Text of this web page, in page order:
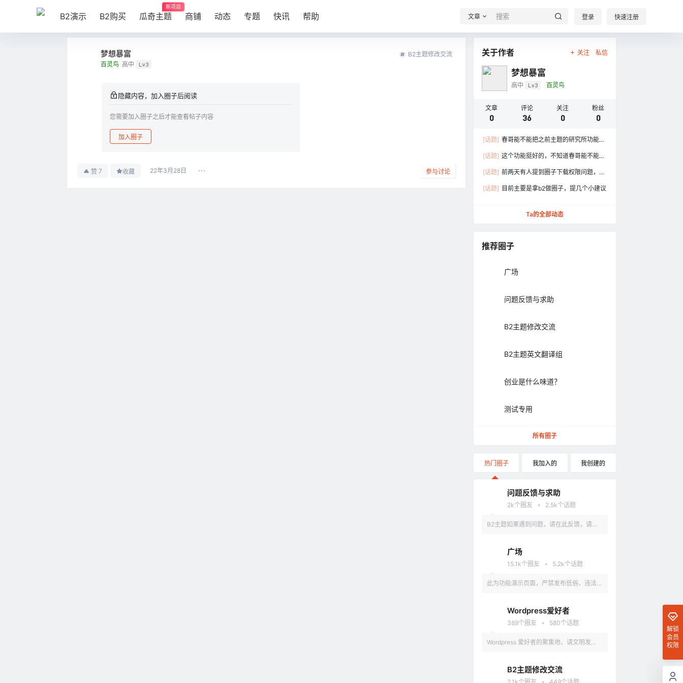
B2演示 B2购买 瓜奇主题
新项目
商铺 动态 专题 快讯 帮助 文章 登录 快速注册
梦想暴富
百灵鸟 高中 Lv3
B2主题修改交流
隐藏内容，加入圈子后阅读
您需要加入圈子之后才能查看帖子内容
加入圈子
赞 7 收藏 22年3月28日 参与讨论
关于作者 关注 私信
梦想暴富
高中 Lv3 百灵鸟
文章
0
评论
36
关注
0
粉丝
0
[话题] 春哥能不能把之前主题的研究所功能迁
强网站互动率啊～
[话题] 这个功能挺好的，不知道春哥能不能
[话题] 前两天有人提到圈子下载权限问题，我
足，要是能直接和文章一样设置 ……
[话题] 目前主要是拿b2做圈子，提几个小建议
Ta的全部动态
推荐圈子
广场
问题反馈与求助
B2主题修改交流
B2主题英文翻译组
创业是什么味道？
测试专用
所有圈子
热门圈子 我加入的 我创建的
问题反馈与求助
2k个圈友 • 2.5k个话题
B2主题如果遇到问题，请在此反馈，请具
广场
15.1k个圈友 • 5.2k个话题
此为功能演示页面，严禁发布低俗、违法、
Wordpress爱好者
389个圈友 • 580个话题
Wordpress 爱好者的聚集地，请文明发
B2主题修改交流
解锁
会员
权限